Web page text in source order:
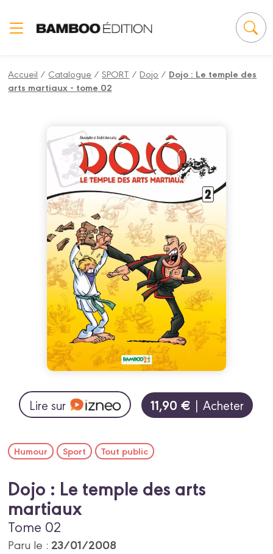
Accueil / Catalogue /SPORT /Dojo / Dojo : Le temple des
arts martiaux - tome 02
Lire sur 11,90 € | Acheter
Humour Sport Tout public
Dojo : Le temple des arts
martiaux
Tome 02
Paru le : 23/01/2008